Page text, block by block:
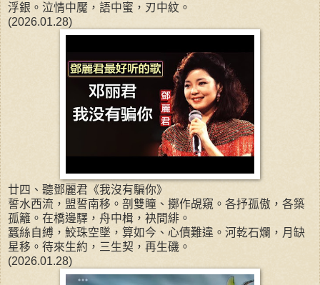
浮銀。泣情中魘，語中蜜，刃中紋。
(2026.01.28)
廿四、聽鄧麗君《我沒有騙你》
誓水西流，盟誓南移。剖雙瞳、擲作覘窺。各抒孤傲，各築
孤籬。在橋邊驛，舟中楫，袂間緋。
蠶絲自縛，鮫珠空墜，算如今、心債難違。河乾石爛，月缺
星移。待來生約，三生契，再生磯。
(2026.01.28)